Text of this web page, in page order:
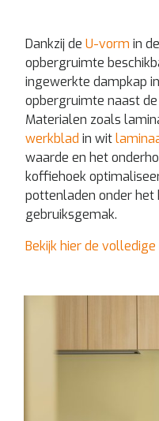
Dankzij deU-vorm in
opbergruimte
ingewerkte dampkap
opbergruimte naast
Materialen zoals
werkblad in wit
waarde en het
koffiehoek
pottenladen onder
gebruiksgemak.
Bekijk hier de